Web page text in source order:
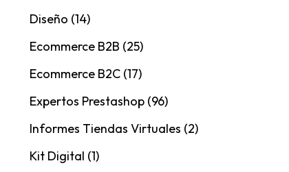
Diseño (14)
Ecommerce B2B (25)
Ecommerce B2C (17)
Expertos Prestashop (96)
Informes Tiendas Virtuales (2)
Kit Digital (1)